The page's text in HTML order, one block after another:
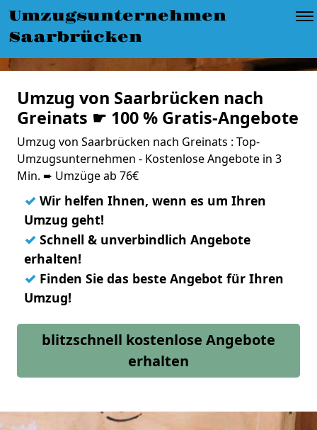
Umzugsunternehmen
Saarbrücken
Umzug von Saarbrücken nach
Greinats ☛ 100 % Gratis-Angebote
Umzug von Saarbrücken nach Greinats : Top-
Umzugsunternehmen - Kostenlose Angebote in 3
Min. ➨ Umzüge ab 76€
✓ Wir helfen Ihnen, wenn es um Ihren
Umzug geht!
✓ Schnell & unverbindlich Angebote
erhalten!
✓ Finden Sie das beste Angebot für Ihren
Umzug!
blitzschnell kostenlose Angebote
erhalten